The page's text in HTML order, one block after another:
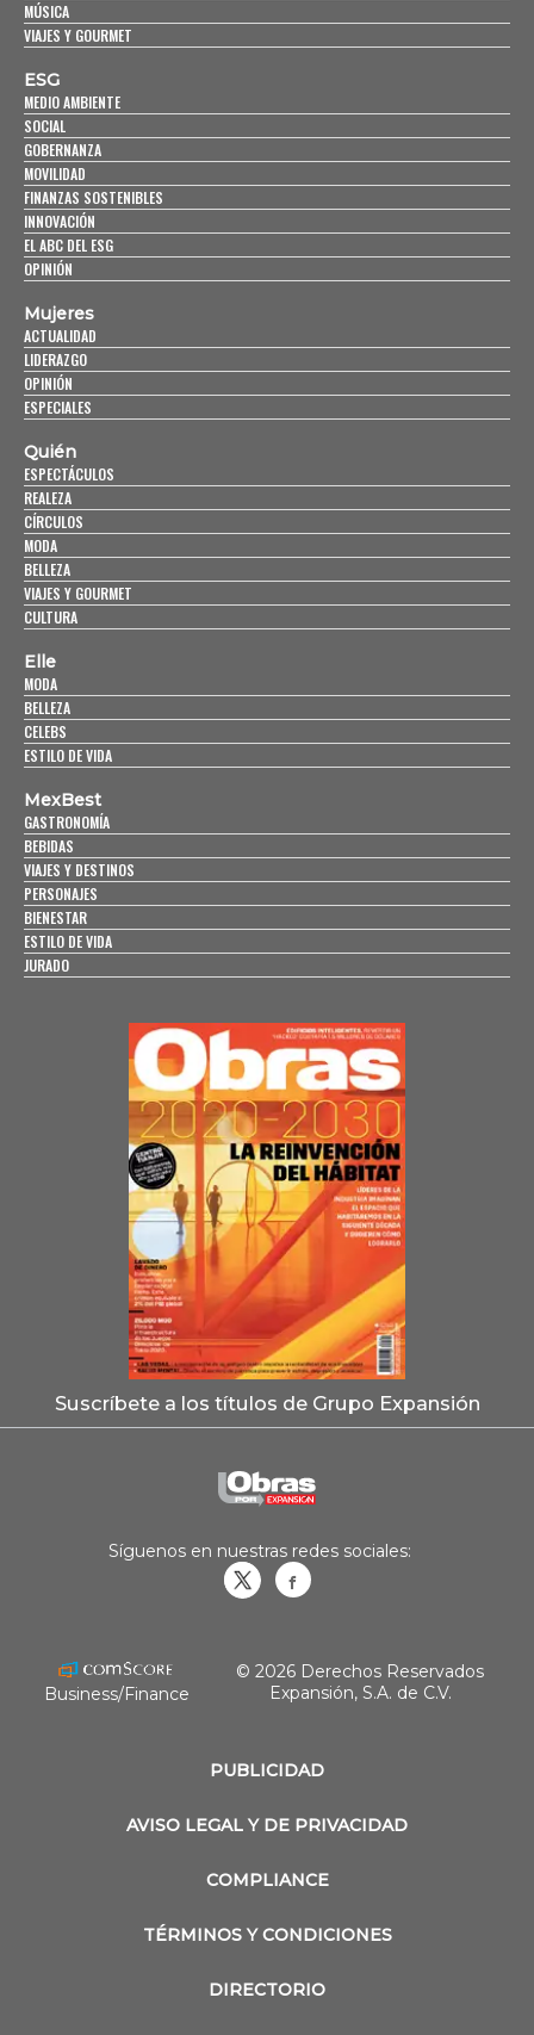
MÚSICA
VIAJES Y GOURMET
ESG
MEDIO AMBIENTE
SOCIAL
GOBERNANZA
MOVILIDAD
FINANZAS SOSTENIBLES
INNOVACIÓN
EL ABC DEL ESG
OPINIÓN
Mujeres
ACTUALIDAD
LIDERAZGO
OPINIÓN
ESPECIALES
Quién
ESPECTÁCULOS
REALEZA
CÍRCULOS
MODA
BELLEZA
VIAJES Y GOURMET
CULTURA
Elle
MODA
BELLEZA
CELEBS
ESTILO DE VIDA
MexBest
GASTRONOMÍA
BEBIDAS
VIAJES Y DESTINOS
PERSONAJES
BIENESTAR
ESTILO DE VIDA
JURADO
Suscríbete a los títulos de Grupo Expansión
PUBLICIDAD
AVISO LEGAL Y DE PRIVACIDAD
COMPLIANCE
TÉRMINOS Y CONDICIONES
DIRECTORIO
Síguenos en nuestras redes sociales:
Business/Finance
© 2026 Derechos Reservados
Expansión, S.A. de C.V.